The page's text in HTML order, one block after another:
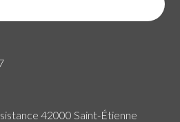
42000 Saint-Étienne